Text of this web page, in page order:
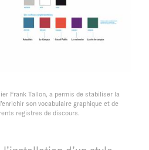
Frank Tallon, a permis de stabiliser la
son vocabulaire graphique et de
registres de discours.